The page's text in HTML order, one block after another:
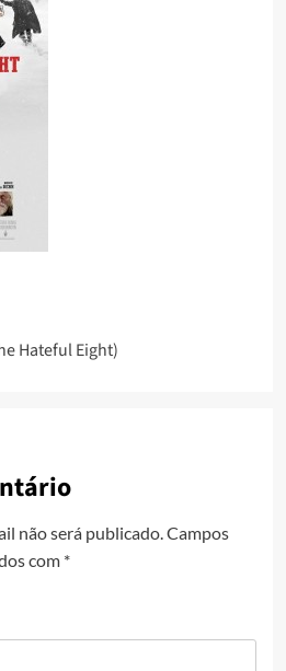
Hateful Eight)
não será publicado. Campos
com *